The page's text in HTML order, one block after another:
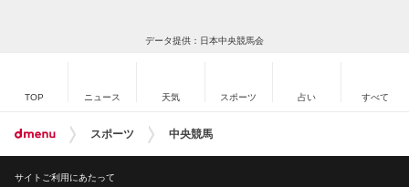
データ提供：日本中央競馬会
TOP ニュース 天気 スポーツ 占い すべて
スポーツ 中央競馬
サイトご利用にあたって